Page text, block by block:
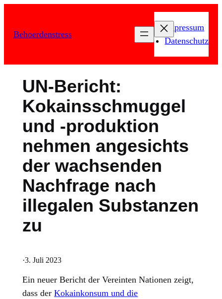
springen
Behoerdenstress
Impressum
Datenschutz
UN-Bericht:
Kokainsschmuggel
und -produktion
nehmen angesichts
der wachsenden
Nachfrage nach
illegalen Substanzen
zu
·3. Juli 2023
Ein neuer Bericht der Vereinten Nationenzeigt,
dass derKokainkonsum und die